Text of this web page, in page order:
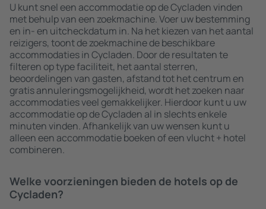
U kunt snel een accommodatie op de Cycladen vinden
met behulp van een zoekmachine. Voer uw bestemming
en in- en uitcheckdatum in. Na het kiezen van het aantal
reizigers, toont de zoekmachine de beschikbare
accommodaties in Cycladen. Door de resultaten te
filteren op type faciliteit, het aantal sterren,
beoordelingen van gasten, afstand tot het centrum en
gratis annuleringsmogelijkheid, wordt het zoeken naar
accommodaties veel gemakkelijker. Hierdoor kunt u uw
accommodatie op de Cycladen al in slechts enkele
minuten vinden. Afhankelijk van uw wensen kunt u
alleen een accommodatie boeken of een vlucht + hotel
combineren.
Welke voorzieningen bieden de hotels op de
Cycladen?